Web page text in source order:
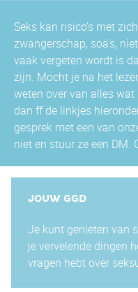
Seks kan risico’s met
zwangerschap, soa’s,
vaak vergeten wordt is
zijn. Mocht je na het
weten over van alles
dan ff de linkjes
gesprek met een van
niet en stuur ze een DM.
JOUW GGD
Je kunt genieten van
je vervelende dingen
vragen hebt over